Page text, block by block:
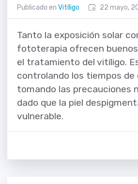
22 mayo,
Publicado en Vitíligo
Tanto la exposición solar
fototerapia ofrecen
el tratamiento del vitíligo.
controlando los tiempos de
tomando las precauciones
dado que la piel
vulnerable.